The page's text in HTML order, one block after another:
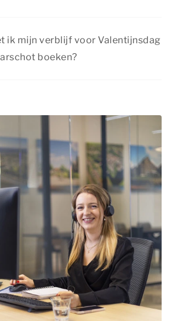
ik mijn verblijf voor Valentijnsdag
boeken?
we je aan je verblijf voor